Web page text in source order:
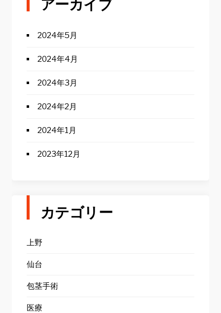
2024年5月
2024年4月
2024年3月
2024年2月
2024年1月
2023年12月
カテゴリー
上野
仙台
包茎手術
医療